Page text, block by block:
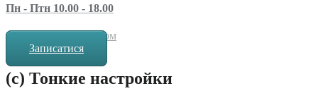
Пн - Птн 10.00 - 18.00
за попереднім записом
Записатися
(с) Тонкие настройки